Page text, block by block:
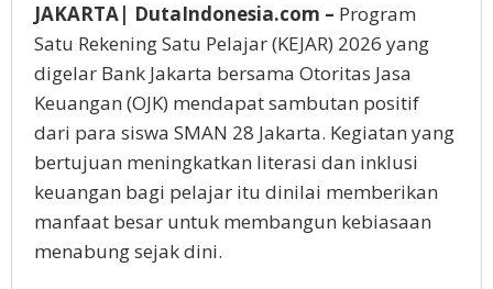
JAKARTA| DutaIndonesia.com – Program
Satu Rekening Satu Pelajar (KEJAR) 2026 yang
digelar Bank Jakarta bersama Otoritas Jasa
Keuangan (OJK) mendapat sambutan positif
dari para siswa SMAN 28 Jakarta. Kegiatan yang
bertujuan meningkatkan literasi dan inklusi
keuangan bagi pelajar itu dinilai memberikan
manfaat besar untuk membangun kebiasaan
menabung sejak dini.